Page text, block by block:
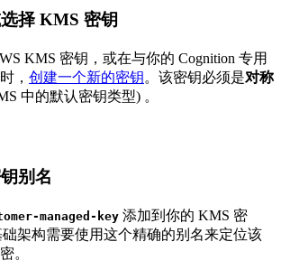
择 KMS 密钥
KMS 密钥，或在与你的 Cognition 专用
， 创建一个新的密钥。该密钥必须是对称
中的默认密钥类型) 。
别名
managed-key 添加到你的 KMS 密
础架构需要使用这个精确的别名来定位该
。